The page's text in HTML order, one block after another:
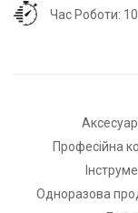
Час Роботи:
Професійна
Одноразова